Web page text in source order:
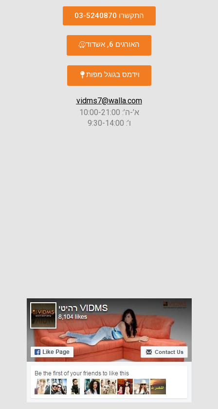
התקשרו 03-5240870
האורגים 6, אשדוד
וידמס בגוגל מפות
vidms7@walla.com
א’-ה’: 10:00-21:00
ו’: 9:30-14:00